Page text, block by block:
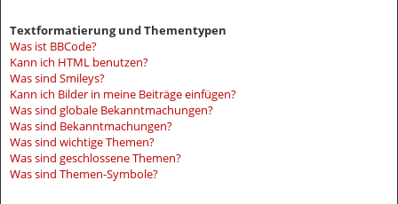
Textformatierung und Thementypen
Was ist BBCode?
Kann ich HTML benutzen?
Was sind Smileys?
Kann ich Bilder in meine Beiträge einfügen?
Was sind globale Bekanntmachungen?
Was sind Bekanntmachungen?
Was sind wichtige Themen?
Was sind geschlossene Themen?
Was sind Themen-Symbole?